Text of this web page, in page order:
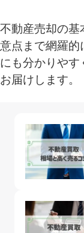
不動産売却の基
意点まで網羅的
にも分かりやす
お届けします。